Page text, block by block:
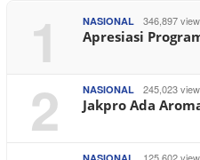
1 NASIONAL 346,897
Apresiasi
2 NASIONAL 245,023
Jakpro Ada
125,602